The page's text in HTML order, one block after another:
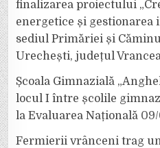
finalizarea proiectului
energetice și gestionarea
sediul Primăriei și
Urechești, județul
Școala Gimnazială
locul I între școlile
la Evaluarea Națională
Fermierii vrânceni trag